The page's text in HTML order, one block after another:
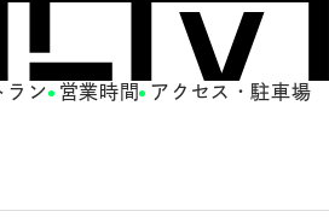
ラン 営業時間 アクセス・駐車場